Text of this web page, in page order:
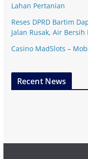
Lahan Pertanian
Reses DPRD Bartim
Jalan Rusak, Air
Casino MadSlots –
Recent News